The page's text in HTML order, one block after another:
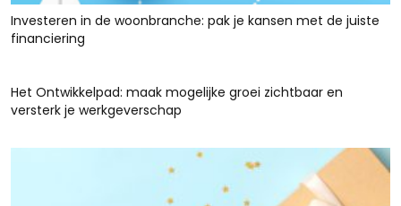
Investeren in de woonbranche: pak je kansen met de juiste
financiering
Het Ontwikkelpad: maak mogelijke groei zichtbaar en
versterk je werkgeverschap